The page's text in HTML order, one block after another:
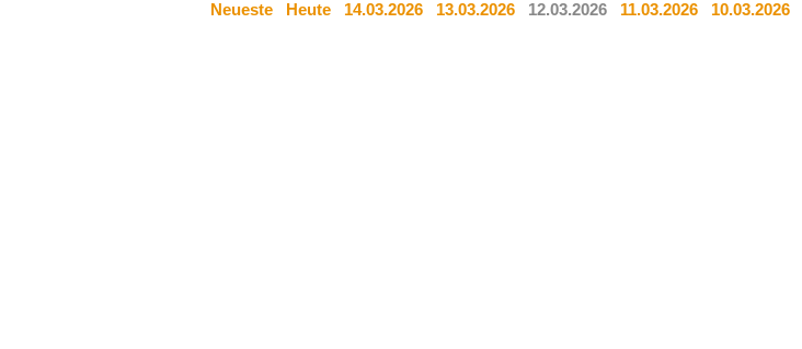
Neueste
Heute 14.03.2026 13.03.2026 12.03.2026 11.03.2026 10.03.2026